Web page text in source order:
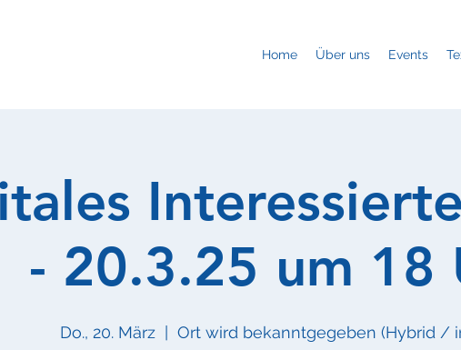
Home Über uns Events
- 20.3.25 um 18
Do., 20. März
  |
Ort wird bekanntgegeben (Hybrid /